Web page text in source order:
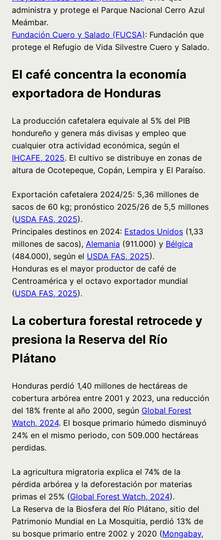
administra y protege el Parque Nacional Cerro Azul
Meámbar.
Fundación Cuero y Salado (FUCSA): Fundación que
protege el Refugio de Vida Silvestre Cuero y Salado.
El café concentra la economía
exportadora de Honduras
La producción cafetalera equivale al 5% del PIB
hondureño y genera más divisas y empleo que
cualquier otra actividad económica, según el
IHCAFE, 2025. El cultivo se distribuye en zonas de
altura de Ocotepeque, Copán, Lempira y El Paraíso.
Exportación cafetalera 2024/25: 5,36 millones de
sacos de 60 kg; pronóstico 2025/26 de 5,5 millones
(USDA FAS, 2025).
Principales destinos en 2024: Estados Unidos (1,33
millones de sacos), Alemania (911.000) y Bélgica
(484.000), según el USDA FAS, 2025).
Honduras es el mayor productor de café de
Centroamérica y el octavo exportador mundial
(USDA FAS, 2025).
La cobertura forestal retrocede y
presiona la Reserva del Río
Plátano
Honduras perdió 1,40 millones de hectáreas de
cobertura arbórea entre 2001 y 2023, una reducción
del 18% frente al año 2000, según Global Forest
Watch, 2024. El bosque primario húmedo disminuyó
24% en el mismo periodo, con 509.000 hectáreas
perdidas.
La agricultura migratoria explica el 74% de la
pérdida arbórea y la deforestación por materias
primas el 25% (Global Forest Watch, 2024).
La Reserva de la Biosfera del Río Plátano, sitio del
Patrimonio Mundial en La Mosquitia, perdió 13% de
su bosque primario entre 2002 y 2020 (Mongabay,